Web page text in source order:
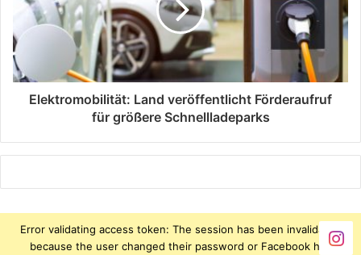
Elektromobilität: Land veröffentlicht Förderaufruf
für größere Schnellladeparks
Error validating access token: The session has been invalidated
because the user changed their password or Facebook has